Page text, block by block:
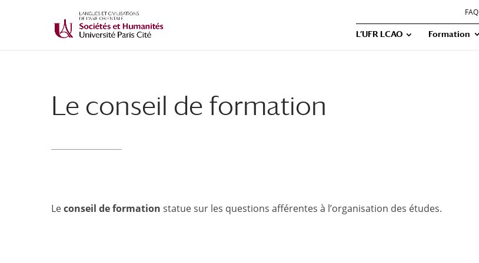
FAQ
L’UFR LCAO Formation
Le conseil de formation
Leconseil de formation statue sur les questions afférentes à l’organisation des études.